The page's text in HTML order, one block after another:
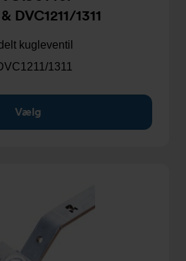
DVC1211/1311
kugleventil
1311
Vælg